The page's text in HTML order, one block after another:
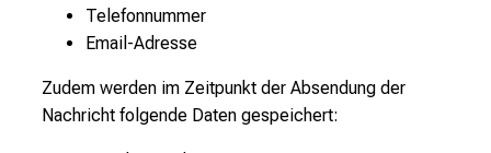
Telefonnummer
Email-Adresse
Zudem werden im Zeitpunkt der Absendung der
Nachricht folgende Daten gespeichert: